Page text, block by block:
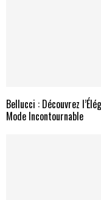
Bellucci : Découvrez
Mode Incontournable